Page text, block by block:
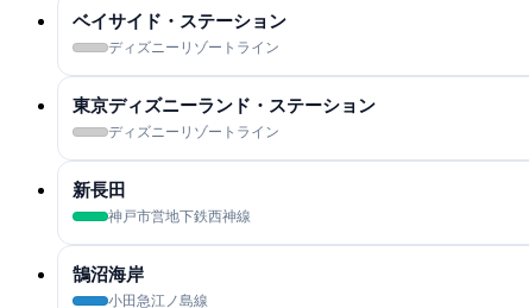
ベイサイド・ステーション
ディズニーリゾートライン
東京ディズニーランド・ステーション
ディズニーリゾートライン
新長田
神戸市営地下鉄西神線
鵠沼海岸
小田急江ノ島線